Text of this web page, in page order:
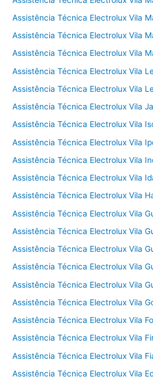
Assistência Técnica Electrolux Vila
Assistência Técnica Electrolux Vila
Assistência Técnica Electrolux Vila
Assistência Técnica Electrolux Vila
Assistência Técnica Electrolux Vila
Assistência Técnica Electrolux Vila
Assistência Técnica Electrolux Vila
Assistência Técnica Electrolux Vila
Assistência Técnica Electrolux Vila
Assistência Técnica Electrolux Vila
Assistência Técnica Electrolux Vila
Assistência Técnica Electrolux Vila
Assistência Técnica Electrolux Vila
Assistência Técnica Electrolux Vila
Assistência Técnica Electrolux Vila
Assistência Técnica Electrolux Vila
Assistência Técnica Electrolux Vila
Assistência Técnica Electrolux Vila
Assistência Técnica Electrolux Vila
Assistência Técnica Electrolux Vila
Assistência Técnica Electrolux Vila